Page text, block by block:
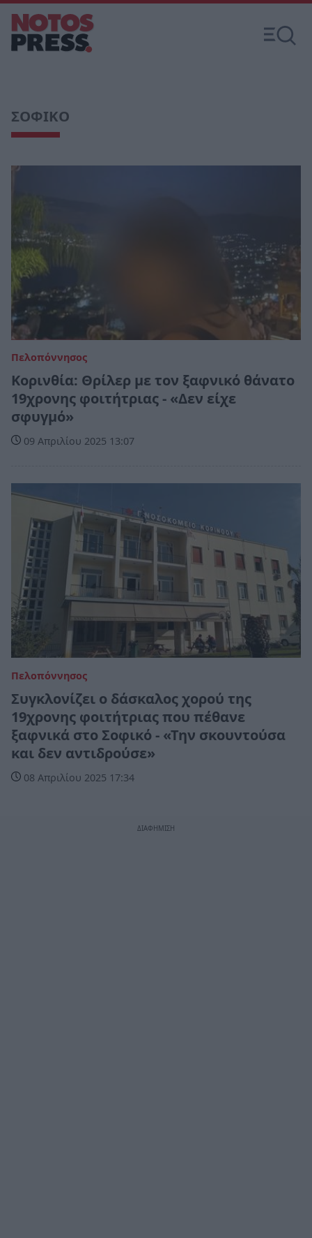
ΣΟΦΙΚΟ
Πελοπόννησος
Κορινθία: Θρίλερ με τον ξαφνικό θάνατο
19χρονης φοιτήτριας - «Δεν είχε
σφυγμό»
09 Απριλίου 2025 13:07
Πελοπόννησος
Συγκλονίζει ο δάσκαλος χορού της
19χρονης φοιτήτριας που πέθανε
ξαφνικά στο Σοφικό - «Την σκουντούσα
και δεν αντιδρούσε»
08 Απριλίου 2025 17:34